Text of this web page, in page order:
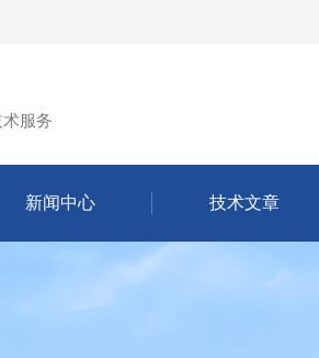
服务
新闻中心 技术文章